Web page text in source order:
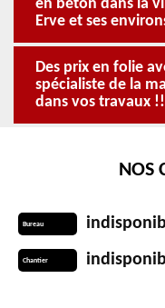
en béton dans la
Erve et ses
Des prix en folie
spécialiste de la
dans vos travaux !!
NOS
Bureau
Chantier